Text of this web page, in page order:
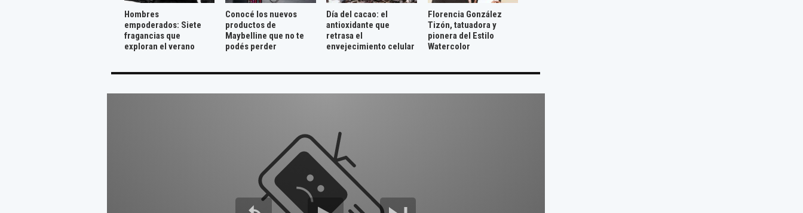
Hombres
empoderados: Siete
fragancias que
exploran el verano
Conocé los nuevos
productos de
Maybelline que no te
podés perder
Día del cacao: el
antioxidante que
retrasa el
envejecimiento celular
Florencia González
Tizón, tatuadora y
pionera del Estilo
Watercolor